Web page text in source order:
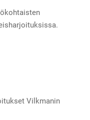
Vilkmanin